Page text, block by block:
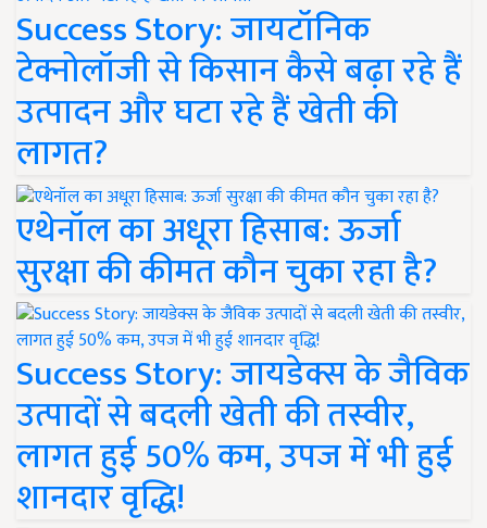
Success Story: जायटॉनिक
टेक्नोलॉजी से किसान कैसे बढ़ा रहे हैं
उत्पादन और घटा रहे हैं खेती की
लागत?
एथेनॉल का अधूरा हिसाब: ऊर्जा
सुरक्षा की कीमत कौन चुका रहा है?
Success Story: जायडेक्स के जैविक
उत्पादों से बदली खेती की तस्वीर,
लागत हुई 50% कम, उपज में भी हुई
शानदार वृद्धि!